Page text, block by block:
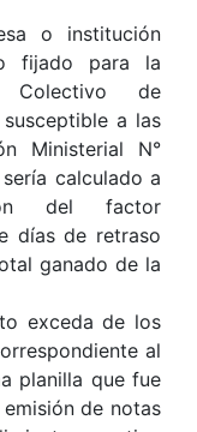
o institución
fijado para la
Colectivo de
a las
Ministerial N°
calculado a
del factor
días de retraso
ganado de la
exceda de los
al
planilla que fue
de notas